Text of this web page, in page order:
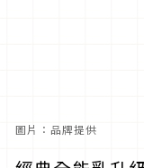
圖片：品牌提供